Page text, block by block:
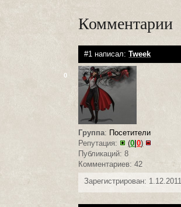
Комментарии
#1 написал:Tweek
0
Группа: Посетители
Репутация:
(0|0)
Публикаций: 8
Комментариев: 42
Зарегистрирован: 1.12.2011